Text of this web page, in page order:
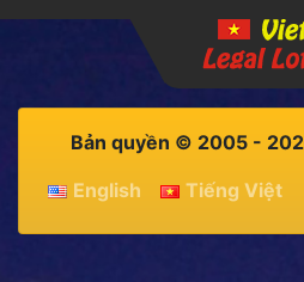
Bản quyền © 2005 -
English
Tiếng Việt